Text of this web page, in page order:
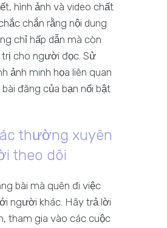
hình ảnh và video chất
chắn rằng nội dung
chỉ hấp dẫn mà còn
trị cho người đọc. Sử
ảnh minh họa liên quan
đăng của bạn nổi bật
thường xuyên
theo dõi
bài mà quên đi việc
người khác. Hãy trả lời
tham gia vào các cuộc